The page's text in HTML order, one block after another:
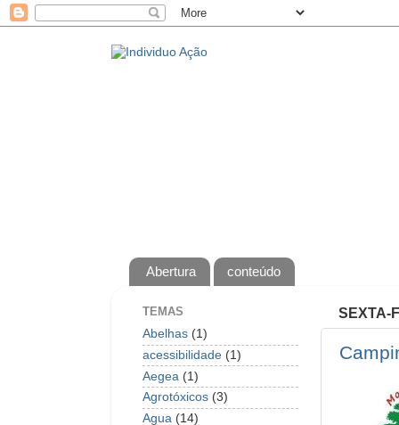
Abertura conteúdo
SEXTA-
TEMAS
Abelhas (1)
acessibilidade (1)
Aegea (1)
Agrotóxicos (3)
Agua (14)